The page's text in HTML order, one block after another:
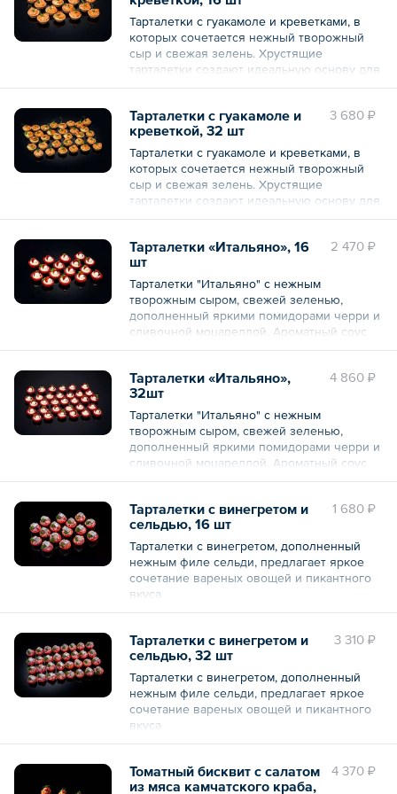
«Морской бриз» создавался с вниманием к
деталям, отличается торжественной
сервировкой.
Общий вес – 675 г
Тарталетки с гуакамоле и креветками, в
которых сочетается нежный творожный
сыр и свежая зелень. Хрустящие
тарталетки создают идеальную основу для
этих изысканных закусок.
Общий вес – 480 г 3 680 ₽
Тарталетки с гуакамоле и
креветкой, 32 шт
Тарталетки с гуакамоле и креветками, в
которых сочетается нежный творожный
сыр и свежая зелень. Хрустящие
тарталетки создают идеальную основу для
этих изысканных закусок.
Общий вес – 960 г 2 470 ₽
Тарталетки «Итальяно», 16
шт
Тарталетки "Итальяно" с нежным
творожным сыром, свежей зеленью,
дополненный яркими помидорами черри и
сливочной моцареллой. Ароматный соус
песто придаёт блюду неповторимый вкус.
Общий вес – 480 г 4 860 ₽
Тарталетки «Итальяно»,
32шт
Тарталетки "Итальяно" с нежным
творожным сыром, свежей зеленью,
дополненный яркими помидорами черри и
сливочной моцареллой. Ароматный соус
песто придаёт блюду неповторимый вкус.
Общий вес – 960 г 1 680 ₽
Тарталетки с винегретом и
сельдью, 16 шт
Тарталетки с винегретом, дополненный
нежным филе сельди, предлагает яркое
сочетание вареных овощей и пикантного
вкуса
3 310 ₽
Тарталетки с винегретом и
сельдью, 32 шт
Тарталетки с винегретом, дополненный
нежным филе сельди, предлагает яркое
сочетание вареных овощей и пикантного
вкуса
4 370 ₽
Томатный бисквит с салатом
из мяса камчатского краба,